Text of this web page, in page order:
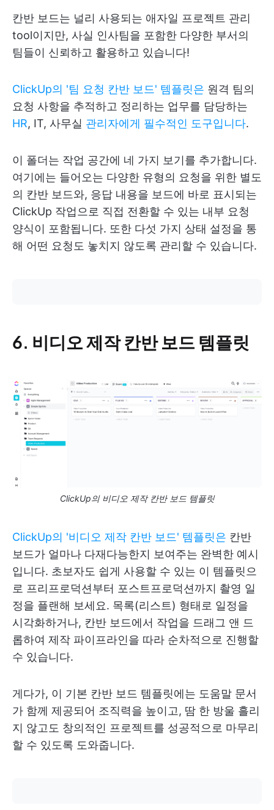
칸반 보드는 널리 사용되는 애자일 프로젝트 관리
tool이지만, 사실 인사팀을 포함한 다양한 부서의
팀들이 신뢰하고 활용하고 있습니다!
ClickUp의 '팀 요청 칸반 보드' 템플릿은 원격 팀의
요청 사항을 추적하고 정리하는 업무를 담당하는
HR, IT, 사무실 관리자에게 필수적인 도구입니다.
이 폴더는 작업 공간에 네 가지 보기를 추가합니다.
여기에는 들어오는 다양한 유형의 요청을 위한 별도
의 칸반 보드와, 응답 내용을 보드에 바로 표시되는
ClickUp 작업으로 직접 전환할 수 있는 내부 요청
양식이 포함됩니다. 또한 다섯 가지 상태 설정을 통
해 어떤 요청도 놓치지 않도록 관리할 수 있습니다.
6. 비디오 제작 칸반 보드 템플릿
ClickUp의 비디오 제작 칸반 보드 템플릿
ClickUp의 '비디오 제작 칸반 보드' 템플릿은 칸반
보드가 얼마나 다재다능한지 보여주는 완벽한 예시
입니다. 초보자도 쉽게 사용할 수 있는 이 템플릿으
로 프리프로덕션부터 포스트프로덕션까지 촬영 일
정을 플랜해 보세요. 목록(리스트) 형태로 일정을
시각화하거나, 칸반 보드에서 작업을 드래그 앤 드
롭하여 제작 파이프라인을 따라 순차적으로 진행할
수 있습니다.
게다가, 이 기본 칸반 보드 템플릿에는 도움말 문서
가 함께 제공되어 조직력을 높이고, 땀 한 방울 흘리
지 않고도 창의적인 프로젝트를 성공적으로 마무리
할 수 있도록 도와줍니다.